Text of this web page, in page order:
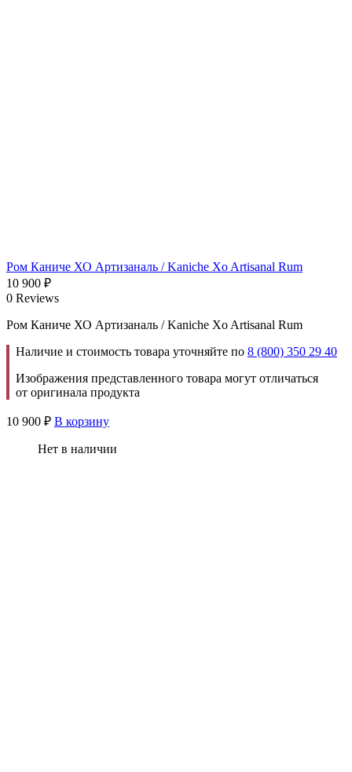
Ром Каниче ХО Артизаналь / Kaniche Xo Artisanal Rum
10 900 ₽
0 Reviews
Ром Каниче ХО Артизаналь / Kaniche Xo Artisanal Rum
Наличие и стоимость товара уточняйте по 8 (800) 350 29 40
Изображения представленного товара могут отличаться
от оригинала продукта
10 900 ₽ В корзину
Нет в наличии